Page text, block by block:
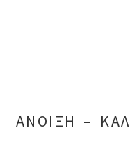
ΑΝΟΙΞΗ –